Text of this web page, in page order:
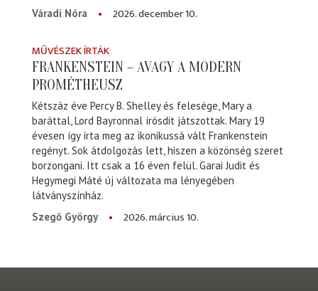
Váradi Nóra
2026. december 10.
MŰVÉSZEK ÍRTÁK
FRANKENSTEIN – AVAGY A MODERN
PROMÉTHEUSZ
Kétszáz éve Percy B. Shelley és felesége, Mary a
baráttal, Lord Bayronnal írósdit játszottak. Mary 19
évesen így írta meg az ikonikussá vált Frankenstein
regényt. Sok átdolgozás lett, hiszen a közönség szeret
borzongani. Itt csak a 16 éven felül. Garai Judit és
Hegymegi Máté új változata ma lényegében
látványszínház.
Szegő György
2026. március 10.